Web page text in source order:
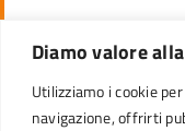
Diamo valore
Utilizziamo i cookie
navigazione, offrirti
STAMPI PER LINEE
LINEA